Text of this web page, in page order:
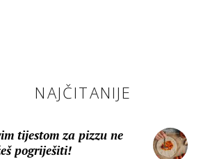
NAJČITANIJE
tijestom za pizzu ne
pogriješiti!